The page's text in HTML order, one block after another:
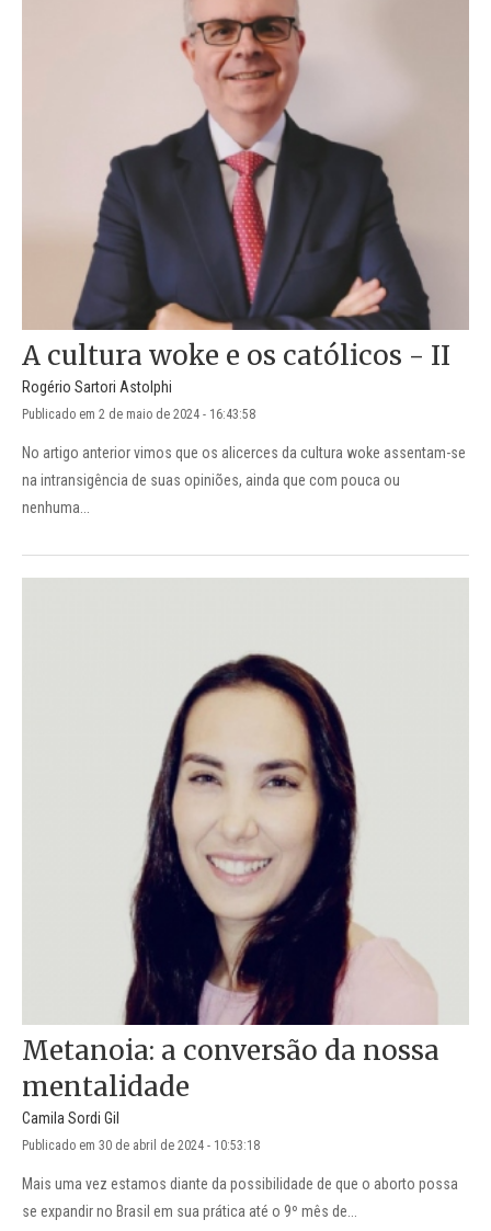
A cultura woke e os católicos - II
Rogério Sartori Astolphi
Publicado em 2 de maio de 2024 - 16:43:58
No artigo anterior vimos que os alicerces da cultura woke assentam-se
na intransigência de suas opiniões, ainda que com pouca ou
nenhuma...
Metanoia: a conversão da nossa
mentalidade
Camila Sordi Gil
Publicado em 30 de abril de 2024 - 10:53:18
Mais uma vez estamos diante da possibilidade de que o aborto possa
se expandir no Brasil em sua prática até o 9º mês de...